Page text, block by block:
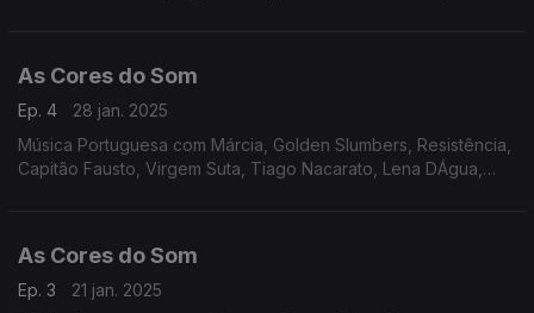
As Cores do Som
Ep. 4
28 jan. 2025
Música Portuguesa com Márcia, Golden Slumbers, Resistência,
Capitão Fausto, Virgem Suta, Tiago Nacarato, Lena DÁgua,
As Cores do Som
Ep. 3
21 jan. 2025